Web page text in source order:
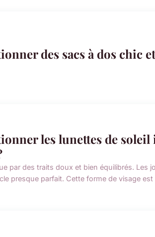
des sacs à dos chic
les lunettes de
par des traits doux et bien équilibrés. Les
presque parfait. Cette forme de visage est